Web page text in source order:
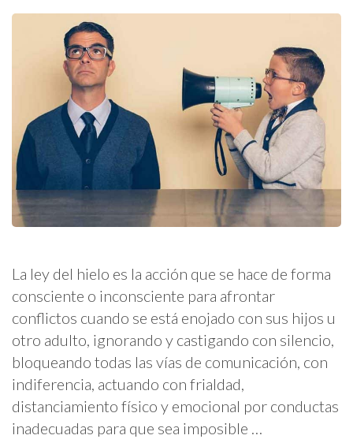
La ley del hielo es la acción que se hace de forma
consciente o inconsciente para afrontar
conflictos cuando se está enojado con sus hijos u
otro adulto, ignorando y castigando con silencio,
bloqueando todas las vías de comunicación, con
indiferencia, actuando con frialdad,
distanciamiento físico y emocional por conductas
inadecuadas para que sea imposible …